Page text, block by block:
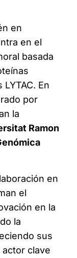
en
en el
basada
En
por
la
Ramon
en
el
en la
la
sus
clave